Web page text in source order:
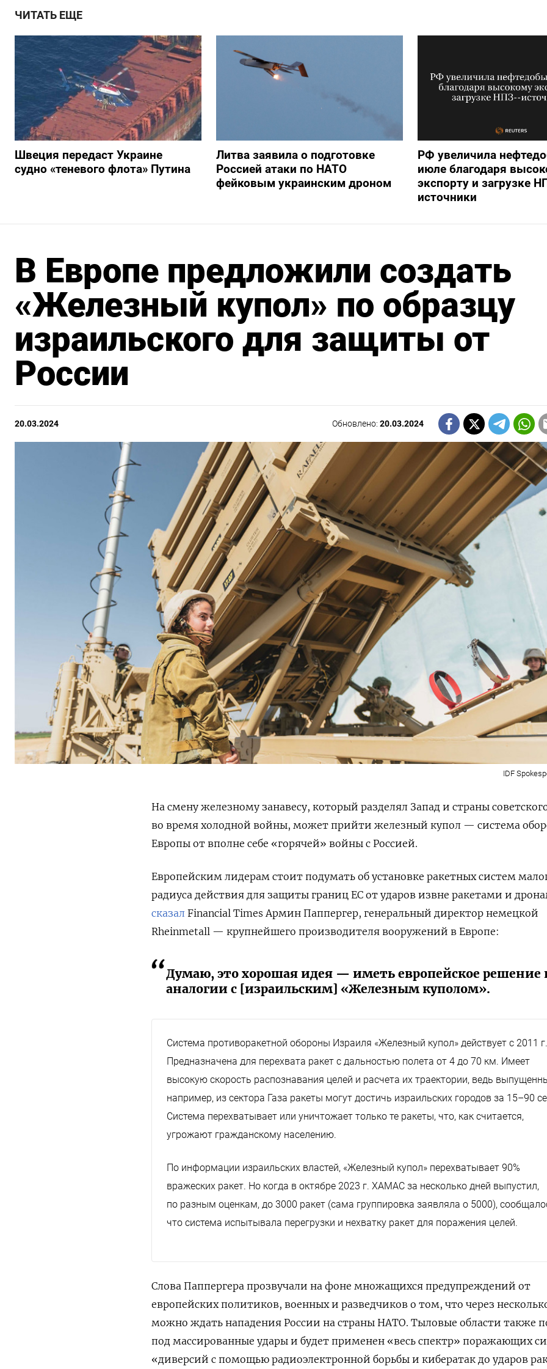
ЧИТАТЬ ЕЩЕ
Швеция передаст Украине
судно «теневого флота» Путина
Литва заявила о подготовке
Россией атаки по НАТО
фейковым украинским дроном
РФ увеличила
июле благодаря
экспорту и загрузке
источники
В Европе предложили создать
«Железный купол» по образцу
израильского для защиты от
России
20.03.2024 Обновлено:20.03.2024
IDF
На смену железному занавесу, который разделял Запад и страны
во время холодной войны, может прийти железный купол — система
Европы от вполне себе «горячей» войны с Россией.
Европейским лидерам стоит подумать об установке ракетных систем
радиуса действия для защиты границ ЕС от ударов извне ракетами и
сказал Financial Times Армин Паппергер, генеральный директор немецкой
Rheinmetall — крупнейшего производителя вооружений в Европе:
Думаю, это хорошая идея — иметь европейское решение
аналогии с [израильским] «Железным куполом».
Система противоракетной обороны Израиля «Железный купол» действует с 2011 г.
Предназначена для перехвата ракет с дальностью полета от 4 до 70 км. Имеет
высокую скорость распознавания целей и расчета их траектории, ведь
например, из сектора Газа ракеты могут достичь израильских городов за 15–90
Система перехватывает или уничтожает только те ракеты, что, как считается,
угрожают гражданскому населению.
По информации израильских властей, «Железный купол» перехватывает 90%
вражеских ракет. Но когда в октябре 2023 г. ХАМАС за несколько дней выпустил,
по разным оценкам, до 3000 ракет (сама группировка заявляла о 5000),
что система испытывала перегрузки и нехватку ракет для поражения целей.
Слова Паппергера прозвучали на фоне множащихся предупреждений от
европейских политиков, военных и разведчиков о том, что через
можно ждать нападения России на страны НАТО. Тыловые области также
под массированные удары и будет применен «весь спектр» поражающих
«диверсий с помощью радиоэлектронной борьбы и кибератак до ударов